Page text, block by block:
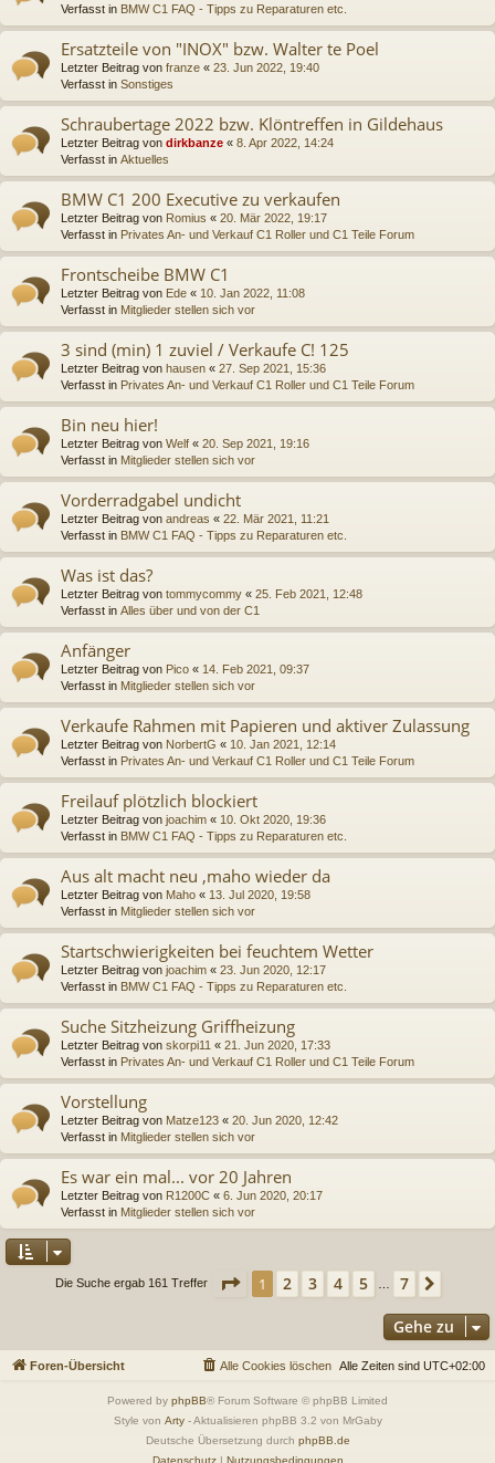
Verfasst in BMW C1 FAQ - Tipps zu Reparaturen etc.
Ersatzteile von "INOX" bzw. Walter te Poel
Letzter Beitrag von franze « 23. Jun 2022, 19:40
Verfasst in Sonstiges
Schraubertage 2022 bzw. Klöntreffen in Gildehaus
Letzter Beitrag von dirkbanze « 8. Apr 2022, 14:24
Verfasst in Aktuelles
BMW C1 200 Executive zu verkaufen
Letzter Beitrag von Romius « 20. Mär 2022, 19:17
Verfasst in Privates An- und Verkauf C1 Roller und C1 Teile Forum
Frontscheibe BMW C1
Letzter Beitrag von Ede « 10. Jan 2022, 11:08
Verfasst in Mitglieder stellen sich vor
3 sind (min) 1 zuviel / Verkaufe C! 125
Letzter Beitrag von hausen « 27. Sep 2021, 15:36
Verfasst in Privates An- und Verkauf C1 Roller und C1 Teile Forum
Bin neu hier!
Letzter Beitrag von Welf « 20. Sep 2021, 19:16
Verfasst in Mitglieder stellen sich vor
Vorderradgabel undicht
Letzter Beitrag von andreas « 22. Mär 2021, 11:21
Verfasst in BMW C1 FAQ - Tipps zu Reparaturen etc.
Was ist das?
Letzter Beitrag von tommycommy « 25. Feb 2021, 12:48
Verfasst in Alles über und von der C1
Anfänger
Letzter Beitrag von Pico « 14. Feb 2021, 09:37
Verfasst in Mitglieder stellen sich vor
Verkaufe Rahmen mit Papieren und aktiver Zulassung
Letzter Beitrag von NorbertG « 10. Jan 2021, 12:14
Verfasst in Privates An- und Verkauf C1 Roller und C1 Teile Forum
Freilauf plötzlich blockiert
Letzter Beitrag von joachim « 10. Okt 2020, 19:36
Verfasst in BMW C1 FAQ - Tipps zu Reparaturen etc.
Aus alt macht neu ,maho wieder da
Letzter Beitrag von Maho « 13. Jul 2020, 19:58
Verfasst in Mitglieder stellen sich vor
Startschwierigkeiten bei feuchtem Wetter
Letzter Beitrag von joachim « 23. Jun 2020, 12:17
Verfasst in BMW C1 FAQ - Tipps zu Reparaturen etc.
Suche Sitzheizung Griffheizung
Letzter Beitrag von skorpi11 « 21. Jun 2020, 17:33
Verfasst in Privates An- und Verkauf C1 Roller und C1 Teile Forum
Vorstellung
Letzter Beitrag von Matze123 « 20. Jun 2020, 12:42
Verfasst in Mitglieder stellen sich vor
Es war ein mal... vor 20 Jahren
Letzter Beitrag von R1200C « 6. Jun 2020, 20:17
Verfasst in Mitglieder stellen sich vor
Die Suche ergab 161 Treffer Seite 1 von 7
1 2 3 4 5 7
Gehe zu
Foren-Übersicht Alle Zeiten sind UTC+02:00
Alle Cookies löschen
Powered by phpBB® Forum Software © phpBB Limited
Style von Arty- Aktualisieren phpBB 3.2 von MrGaby
Deutsche Übersetzung durch phpBB.de
Datenschutz| Nutzungsbedingungen